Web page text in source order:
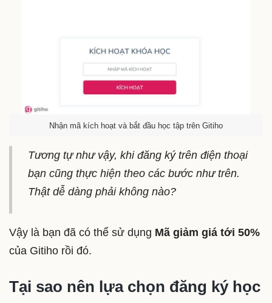
Nhận mã kích hoạt và bắt đầu học tập trên Gitiho
Tương tự như vậy, khi đăng ký trên điện thoại
bạn cũng thực hiện theo các bước như trên.
Thật dễ dàng phải không nào?
Vậy là bạn đã có thể sử dụng Mã giảm giá tới 50%
của Gitiho rồi đó.
Tại sao nên lựa chọn đăng ký học